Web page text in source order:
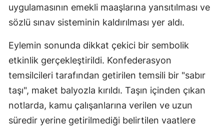
uygulamasının emekli maaşlarına yansıtılması ve
sözlü sınav sisteminin kaldırılması yer aldı.
Eylemin sonunda dikkat çekici bir sembolik
etkinlik gerçekleştirildi. Konfederasyon
temsilcileri tarafından getirilen temsili bir "sabır
taşı", maket balyozla kırıldı. Taşın içinden çıkan
notlarda, kamu çalışanlarına verilen ve uzun
süredir yerine getirilmediği belirtilen vaatlere